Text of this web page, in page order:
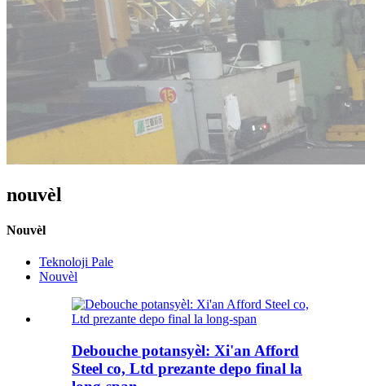
nouvèl
Nouvèl
Teknoloji Pale
Nouvèl
Debouche potansyèl: Xi'an Afford
Steel co, Ltd prezante depo final la